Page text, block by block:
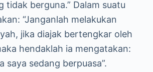
tidak berguna.” Dalam suatu
“Janganlah melakukan
jika diajak bertengkar oleh
hendaklah ia mengatakan:
saya sedang berpuasa”.